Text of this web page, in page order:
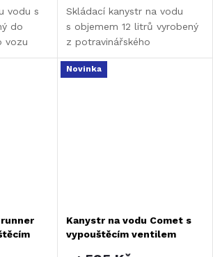
vodu s
do
vozu
Skládací kanystr na vodu
s objemem 12 litrů vyrobený
z potravinářského
polyethylenu. Vybaven
spirálovou hadicí a těsnícím
Novinka
Kanystr na vodu Comet s
vypouštěcím ventilem